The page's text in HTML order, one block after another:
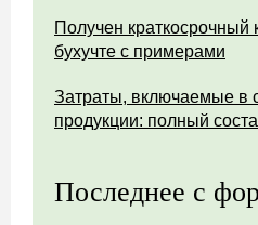
Получен краткосрочный
бухучте с примерами
Затраты, включаемые в
продукции: полный
Последнее с